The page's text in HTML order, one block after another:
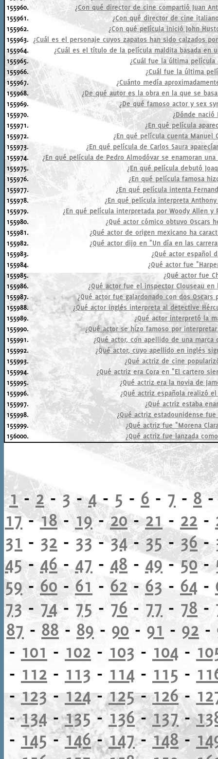
155960.
¿Con qué director de cine compartió Juan
155961.
¿Con qué director de cine
155962.
¿Con qué película inició John
155963. ¿Cuál es el personaje cuyos zapatos han sido calzados
155964.
¿Cuál es el título de la película maldita basada en
155965.
¿Cuál fue la última película
155966.
¿Cuál fue la última
155967.
¿Cuánto medía
155968.
¿De qué autor es la obra en la que se
155969.
¿De qué famoso actor y sex
155970.
¿Dónde nació
155971.
¿En qué película
155972.
¿En qué película cuenta Manuel
155973.
¿En qué película de Carlos Saura
155974.
¿En qué película de Pedro Almodóvar se enamoran
155975.
¿En qué película debutó
155976.
¿En qué película famosa
155977.
¿En qué película intenta
155978.
¿En qué película interpreta
155979.
¿En qué película interpretada por Woody Allen y
155980.
¿Qué actor cómico obtuvo Oscars
155981.
¿Qué actor de origen mexicano ha
155982.
¿Qué actor dijo en "Un día en las
155983.
¿Qué actor español
155984.
¿Qué actor fue
155985.
¿Qué actor fue
155986.
¿Qué actor fue el inspector Clouseau
155987.
¿Qué actor fue galardonado con dos
155988.
¿Qué actor inglés interpreta al detective
155989.
¿Qué actor interpretó la
155990.
¿Qué actor se hizo famoso por
155991.
¿Qué actor, con apellido de una
155992.
¿Qué actor, cuyo apellido en inglés
155993.
¿Qué actriz de cine
155994.
¿Qué actriz era Cora en "El cartero
155995.
¿Qué actriz era la novia de
155996.
¿Qué actriz española realizó
155997.
¿Qué actriz estaba
155998.
¿Qué actriz estadounidense
155999.
¿Qué actriz fue "Morena
156000.
¿Qué actriz fue lanzada
1-2-3-4- 5 - 6 - 7 - 8
17-18-19-20-21 - 22 -
31 - 32 - 33-34-35- 36-
45- 46 - 47 - 48 - 49-50-
59-60 -61 - 62 - 63 - 64 -
73- 74- 75 - 76 - 77 - 78 -
87 - 88 - 89 - 90 - 91 - 92 -
- 101 - 102 - 103 - 104 -
- 112 - 113 - 114 - 115 -
-123-124-125-126-
-134-135-136-137-
- 145-146-147-148-